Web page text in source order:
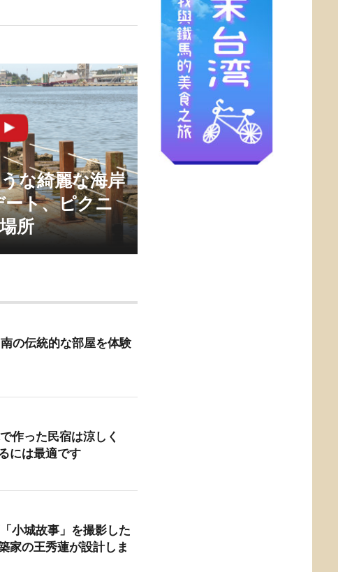
な綺麗な海岸
ト、ピクニ
所
の伝統的な部屋を体験
作った民宿は涼しく
には最適です
小城故事」を撮影した
家の王秀蓮が設計しま